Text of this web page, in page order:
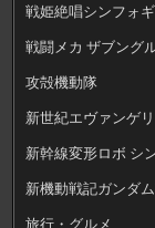
戦姫絶唱シンフォ
戦闘メカ ザブング
攻殻機動隊
新世紀エヴァンゲ
新幹線変形ロボ シ
新機動戦記ガンダ
旅行・グルメ